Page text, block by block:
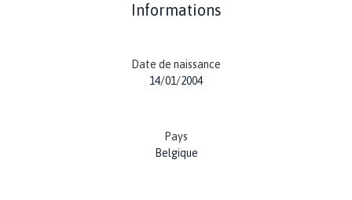
Informations
Date de naissance
14/01/2004
Pays
Belgique